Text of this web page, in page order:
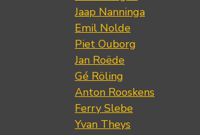
Jaap Nanninga
Emil Nolde
Piet Ouborg
Jan Roëde
Gé Röling
Anton Rooskens
Ferry Slebe
Yvan Theys